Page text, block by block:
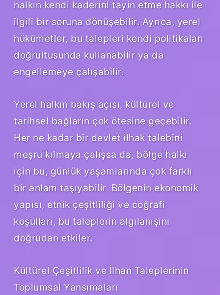
halkın kendi kaderini tayin etme hakkı ile
ilgili bir soruna dönüşebilir. Ayrıca, yerel
hükümetler, bu talepleri kendi politikaları
doğrultusunda kullanabilir ya da
engellemeye çalışabilir.
Yerel halkın bakış açısı, kültürel ve
tarihsel bağların çok ötesine geçebilir.
Her ne kadar bir devlet ilhak talebini
meşru kılmaya çalışsa da, bölge halkı
için bu, günlük yaşamlarında çok farklı
bir anlam taşıyabilir. Bölgenin ekonomik
yapısı, etnik çeşitliliği ve coğrafi
koşulları, bu taleplerin algılanışını
doğrudan etkiler.
Kültürel Çeşitlilik ve İlhan Taleplerinin
Toplumsal Yansımaları